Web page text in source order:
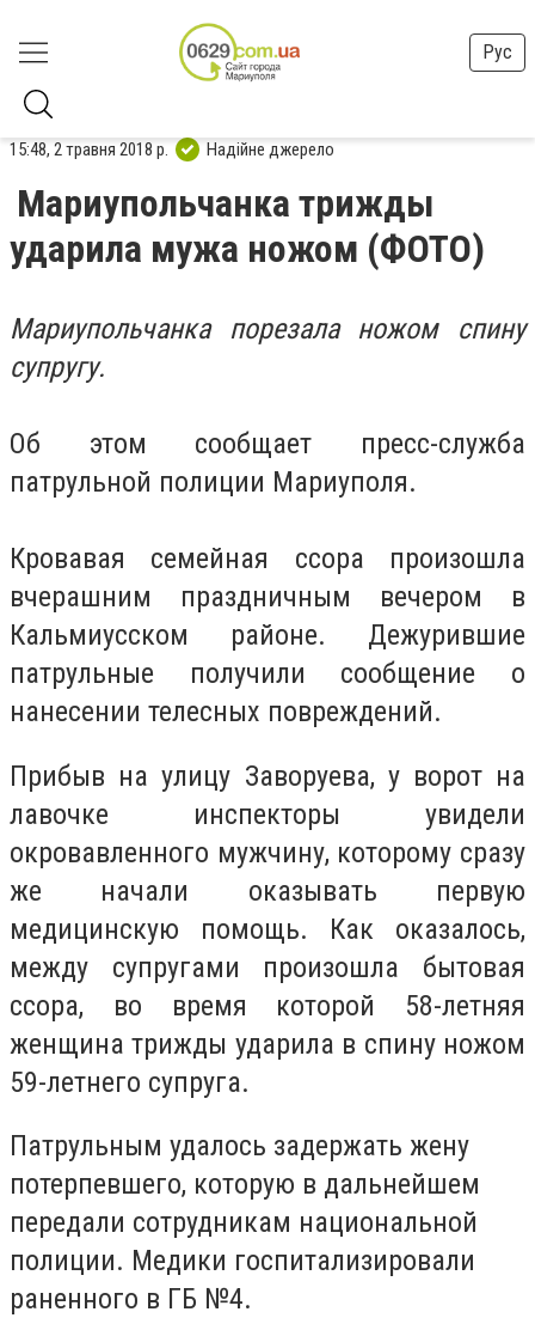
Рус
15:48, 2 травня 2018 р. Надійне джерело
Мариупольчанка трижды
ударила мужа ножом (ФОТО)
Мариупольчанка порезала ножом спину
супругу.
Об этом сообщает пресс-служба
патрульной полиции Мариуполя.
Кровавая семейная ссора произошла
вчерашним праздничным вечером в
Кальмиусском районе. Дежурившие
патрульные получили сообщение о
нанесении телесных повреждений.
Прибыв на улицу Заворуева, у ворот на
лавочке инспекторы увидели
окровавленного мужчину, которому сразу
же начали оказывать первую
медицинскую помощь. Как оказалось,
между супругами произошла бытовая
ссора, во время которой 58-летняя
женщина трижды ударила в спину ножом
59-летнего супруга.
Патрульным удалось задержать жену
потерпевшего, которую в дальнейшем
передали сотрудникам национальной
полиции. Медики госпитализировали
раненного в ГБ №4.